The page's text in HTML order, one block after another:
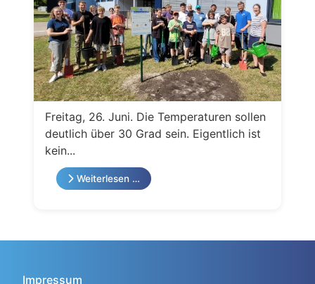
Freitag, 26. Juni. Die Temperaturen sollen
deutlich über 30 Grad sein. Eigentlich ist
kein...
Weiterlesen …
Impressum